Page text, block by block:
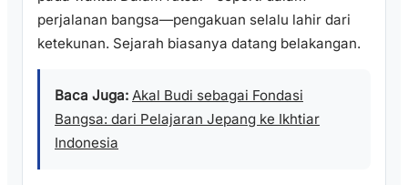
perjalanan bangsa—pengakuan selalu lahir dari
ketekunan. Sejarah biasanya datang belakangan.
Baca Juga: Akal Budi sebagai Fondasi
Bangsa: dari Pelajaran Jepang ke Ikhtiar
Indonesia